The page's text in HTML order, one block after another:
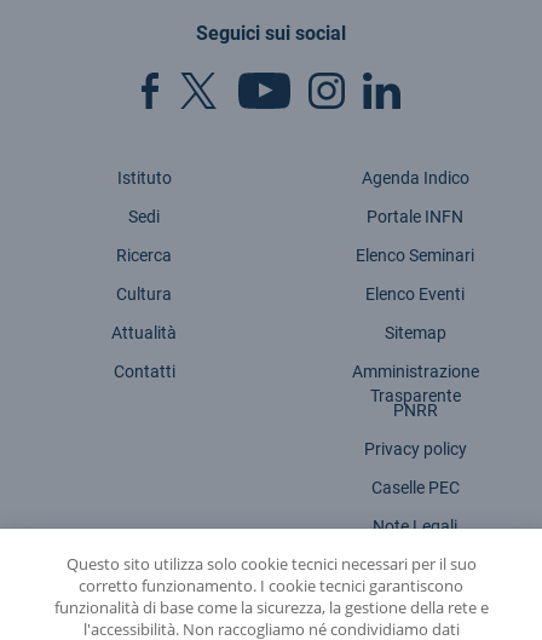
Seguici sui social
Istituto
Sedi
Ricerca
Cultura
Attualità
Contatti
Agenda Indico
Portale INFN
Elenco Seminari
Elenco Eventi
Sitemap
Amministrazione
Trasparente
PNRR
Privacy policy
Caselle PEC
Note Legali
Dichiarazione accessibilità
Questo sito utilizza solo cookie tecnici necessari per il suo
corretto funzionamento. I cookie tecnici garantiscono
funzionalità di base come la sicurezza, la gestione della rete e
l'accessibilità. Non raccogliamo né condividiamo dati